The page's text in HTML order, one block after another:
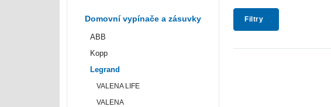
Filtry
Domovní vypínače a zásuvky
ABB
Kopp
Legrand
VALENA LIFE
VALENA